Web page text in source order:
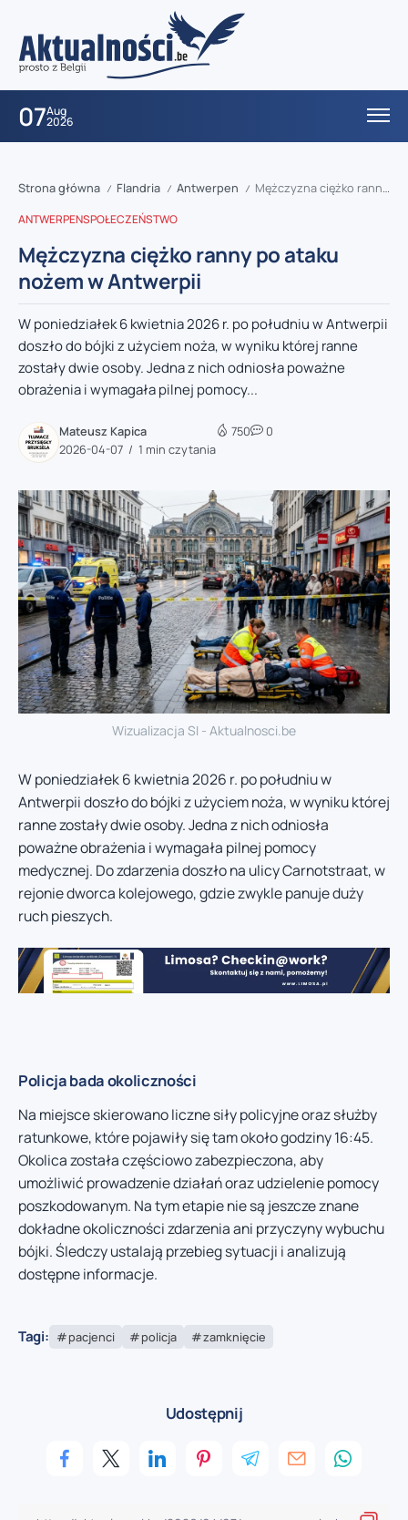
07Aug
2026
Strona główna / Flandria / Antwerpen / Mężczyzna ciężko ranny po ataku nożem w Antwerpii
ANTWERPENSPOŁECZEŃSTWO
Mężczyzna ciężko ranny po ataku
nożem w Antwerpii
W poniedziałek 6 kwietnia 2026 r. po południu w Antwerpii
doszło do bójki z użyciem noża, w wyniku której ranne
zostały dwie osoby. Jedna z nich odniosła poważne
obrażenia i wymagała pilnej pomocy...
Mateusz Kapica
2026-04-07
1 min czytania
750 0
Wizualizacja SI - Aktualnosci.be
W poniedziałek 6 kwietnia 2026 r. po południu w
Antwerpii doszło do bójki z użyciem noża, w wyniku której
ranne zostały dwie osoby. Jedna z nich odniosła
poważne obrażenia i wymagała pilnej pomocy
medycznej. Do zdarzenia doszło na ulicy Carnotstraat, w
rejonie dworca kolejowego, gdzie zwykle panuje duży
ruch pieszych.
Policja bada okoliczności
Na miejsce skierowano liczne siły policyjne oraz służby
ratunkowe, które pojawiły się tam około godziny 16:45.
Okolica została częściowo zabezpieczona, aby
umożliwić prowadzenie działań oraz udzielenie pomocy
poszkodowanym. Na tym etapie nie są jeszcze znane
dokładne okoliczności zdarzenia ani przyczyny wybuchu
bójki. Śledczy ustalają przebieg sytuacji i analizują
dostępne informacje.
Tagi: pacjenci policja zamknięcie
Udostępnij